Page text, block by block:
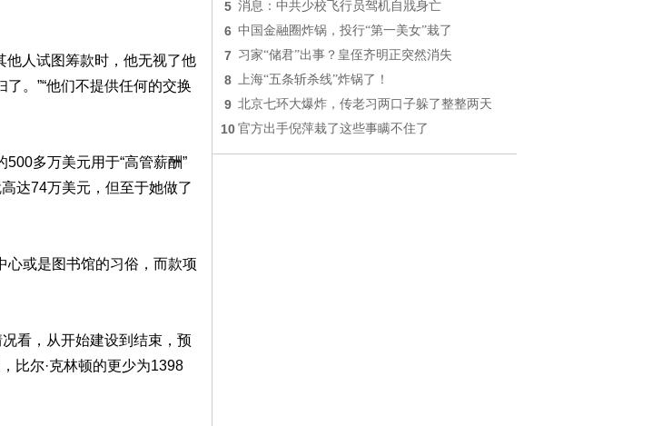
他人试图筹款时，他无视了他
。”“他们不提供任何的交换
多万美元用于“高管薪酬”
达74万美元，但至于她做了
心或是图书馆的习俗，而款项
看，从开始建设到结束，预
比尔·克林顿的更少为1398
5 消息：中共少校飞行员驾机自戕身亡
6 中国金融圈炸锅，投行“第一美女”栽了
7 习家“储君”出事？皇侄齐明正突然消失
8 上海“五条斩杀线”炸锅了！
9 北京七环大爆炸，传老习两口子躲了整整两天
10 官方出手倪萍栽了这些事瞒不住了